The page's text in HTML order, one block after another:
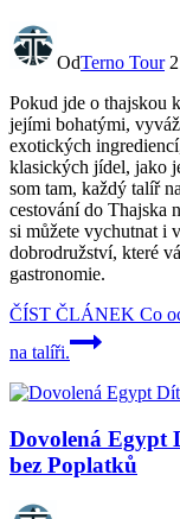
OdTerno Tour
Pokud jde o thajskou
jejími bohatými,
exotických
klasických jídel, jako
som tam, každý talíř
cestování do Thajska
si můžete vychutnat i
dobrodružství, které
gastronomie.
ČÍST ČLÁNEK Co
na talíři.
Dovolená Egypt
bez Poplatků